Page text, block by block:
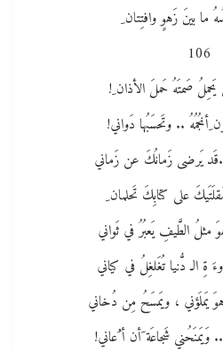
ما بينَ زَهوٍ وافتِتان
106
يَحمِلُ صَمتَهُ حَملَ الأذان ِ!
ِأنجُمُهُ .. وتَحسَبُها دَواني!
يَرضى زَمانُكَ عن زَماني
على كتابِكَ تَحلمان
الطَّيفِ يَعبُرُ في ثَواني
دُّنيا تُغَلغِلُ في كياني
، ويَمسَحُ مِن دُخاني
شَجاعَة َأن أ ُعاني!